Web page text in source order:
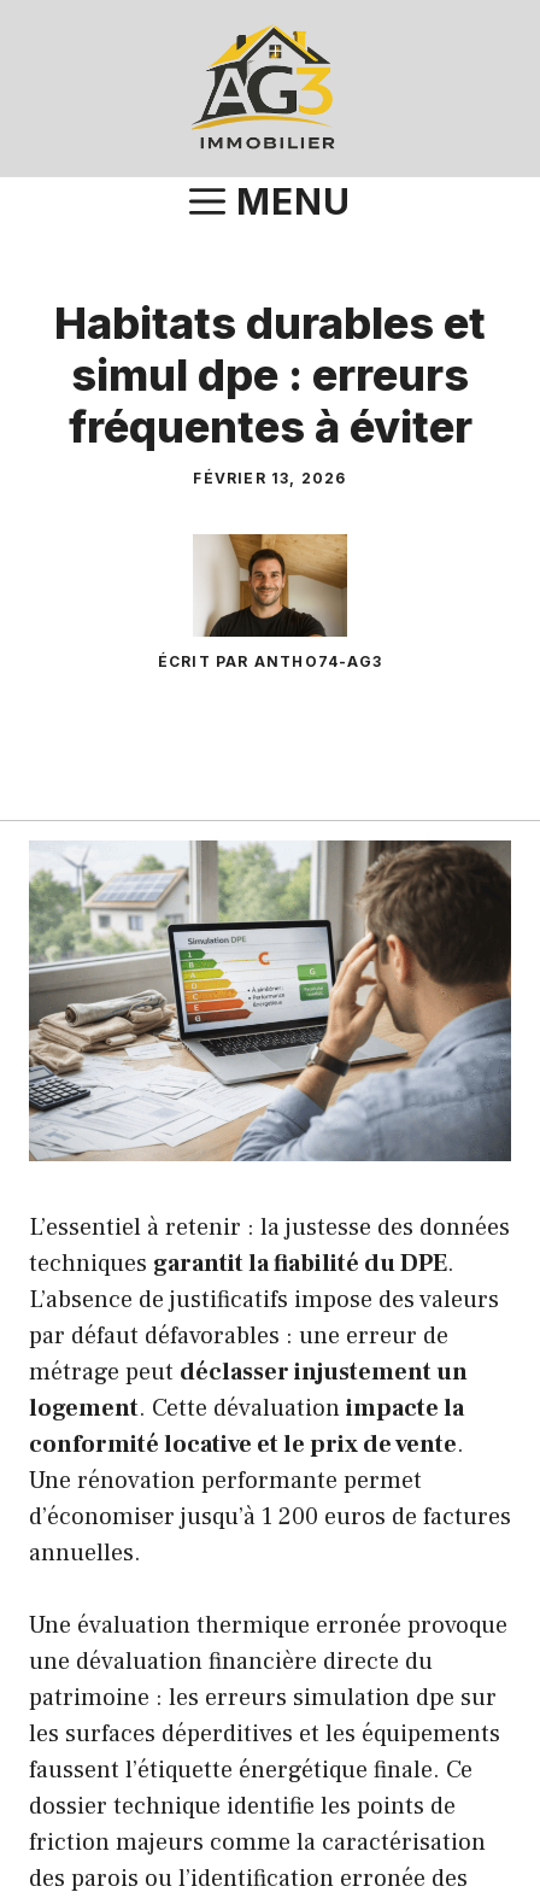
MENU
Habitats durables et
simul dpe : erreurs
fréquentes à éviter
FÉVRIER 13, 2026
ÉCRIT PAR ANTHO74-AG3
L’essentiel à retenir : la justesse des données
techniques garantit la fiabilité du DPE.
L’absence de justificatifs impose des valeurs
par défaut défavorables : une erreur de
métrage peut déclasser injustement un
logement. Cette dévaluationimpacte la
conformité locative et le prix de vente.
Une rénovation performante permet
d’économiser jusqu’à 1 200 euros de factures
annuelles.
Une évaluation thermique erronée provoque
une dévaluation financière directe du
patrimoine : les erreurs simulation dpe sur
les surfaces déperditives et les équipements
faussent l’étiquette énergétique finale. Ce
dossier technique identifie les points de
friction majeurs comme la caractérisation
des parois ou l’identification erronée des